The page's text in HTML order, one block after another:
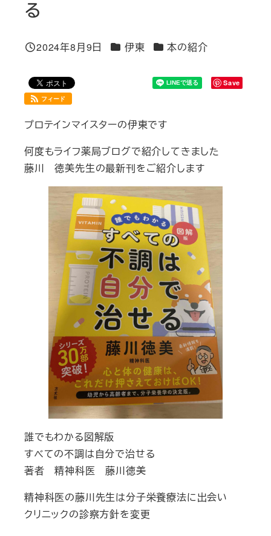
る
投稿日
2024年8月9日 カテゴリー
伊東 カテゴリー
本の紹介
Save
フィード
プロテインマイスターの伊東です
何度もライフ薬局ブログで紹介してきました
藤川 徳美先生の最新刊をご紹介します
誰でもわかる図解版
すべての不調は自分で治せる
著者 精神科医 藤川徳美
精神科医の藤川先生は分子栄養療法に出会い
クリニックの診察方針を変更